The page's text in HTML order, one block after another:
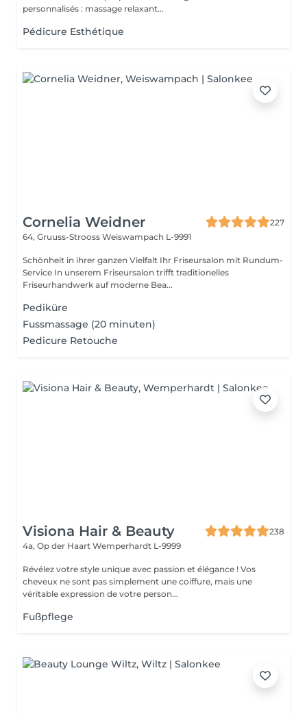
personnalisés : massage relaxant...
Pédicure Esthétique
Cornelia Weidner
227
64, Gruuss-Strooss Weiswampach L-9991
Schönheit in ihrer ganzen Vielfalt Ihr Friseursalon mit Rundum-
Service In unserem Friseursalon trifft traditionelles
Friseurhandwerk auf moderne Bea...
Pediküre
Fussmassage (20 minuten)
Pedicure Retouche
Visiona Hair & Beauty
238
4a, Op der Haart Wemperhardt L-9999
Révélez votre style unique avec passion et élégance ! Vos
cheveux ne sont pas simplement une coiffure, mais une
véritable expression de votre person...
Fußpflege